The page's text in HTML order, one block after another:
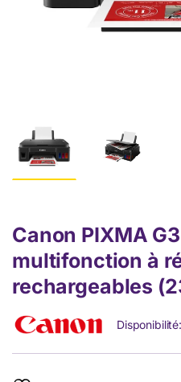
Canon PIXMA
multifonction à
rechargeables
Disponibilité: